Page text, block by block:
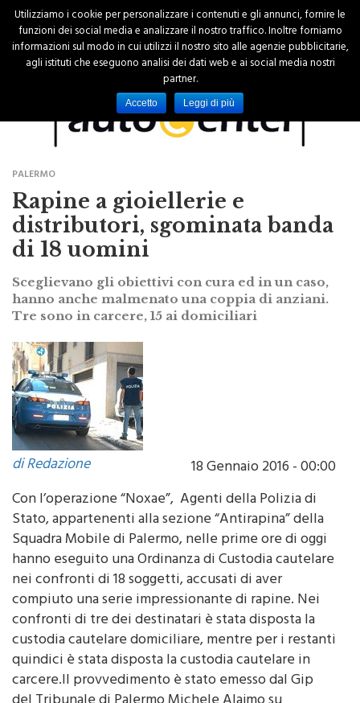
PALERMO
Rapine a gioiellerie e
distributori, sgominata banda
di 18 uomini
Sceglievano gli obiettivi con cura ed in un caso,
hanno anche malmenato una coppia di anziani.
Tre sono in carcere, 15 ai domiciliari
di Redazione
18 Gennaio 2016 - 00:00
Con l’operazione “Noxae”, Agenti della Polizia di
Stato, appartenenti alla sezione “Antirapina” della
Squadra Mobile di Palermo, nelle prime ore di oggi
hanno eseguito una Ordinanza di Custodia cautelare
nei confronti di 18 soggetti, accusati di aver
compiuto una serie impressionante di rapine. Nei
confronti di tre dei destinatari è stata disposta la
custodia cautelare domiciliare, mentre per i restanti
quindici è stata disposta la custodia cautelare in
carcere.Il provvedimento è stato emesso dal Gip
Utilizziamo i cookie per personalizzare i contenuti e gli annunci, fornire le
funzioni dei social media e analizzare il nostro traffico. Inoltre forniamo
informazioni sul modo in cui utilizzi il nostro sito alle agenzie pubblicitarie,
agli istituti che eseguono analisi dei dati web e ai social media nostri
partner.
Accetto Leggi di più